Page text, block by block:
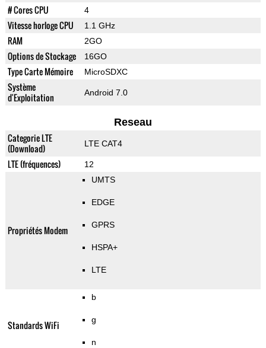
# Cores CPU
4
Vitesse horloge CPU 1.1 GHz
RAM 2GO
Options de Stockage 16GO
Type Carte Mémoire MicroSDXC
Système
d'Exploitation
Android 7.0
Reseau
Categorie LTE
(Download)
LTE CAT4
LTE (fréquences) 12
Propriétés Modem
UMTS
EDGE
GPRS
HSPA+
LTE
Standards WiFi
b
g
n